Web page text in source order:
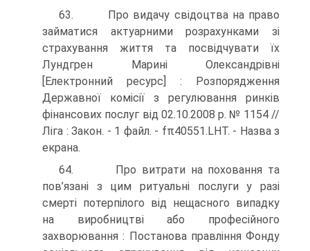
63. Про видачу свідоцтва на право
займатися актуарними розрахунками зі
страхування життя та посвідчувати їх
Лундгрен Марині Олександрівні
[Електронний ресурс] : Розпорядження
Державної комісії з регулювання ринків
фінансових послуг від 02.10.2008 р. № 1154 //
Ліга : Закон. - 1 файл. - fπ40551.LHT. - Назва з
екрана.
64. Про витрати на поховання та
пов’язані з цим ритуальні послуги у разі
смерті потерпілого від нещасного випадку
на виробництві або професійного
захворювання : Постанова правління Фонду